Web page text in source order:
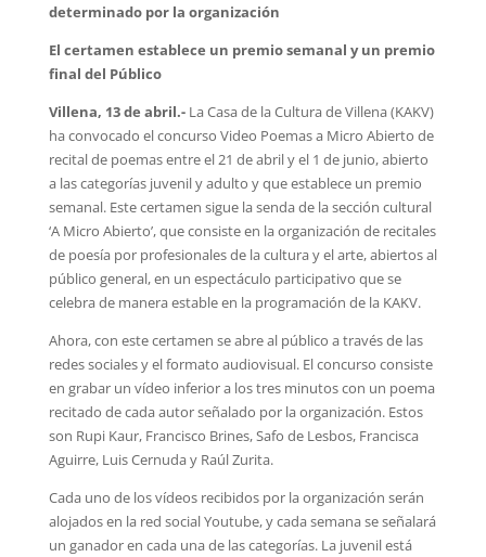
determinado por la organización
El certamen establece un premio semanal y un premio
final del Público
Villena, 13 de abril.-La Casa de la Cultura de Villena (KAKV)
ha convocado el concurso Video Poemas a Micro Abierto de
recital de poemas entre el 21 de abril y el 1 de junio, abierto
a las categorías juvenil y adulto y que establece un premio
semanal. Este certamen sigue la senda de la sección cultural
‘A Micro Abierto’, que consiste en la organización de recitales
de poesía por profesionales de la cultura y el arte, abiertos al
público general, en un espectáculo participativo que se
celebra de manera estable en la programación de la KAKV.
Ahora, con este certamen se abre al público a través de las
redes sociales y el formato audiovisual. El concurso consiste
en grabar un vídeo inferior a los tres minutos con un poema
recitado de cada autor señalado por la organización. Estos
son Rupi Kaur, Francisco Brines, Safo de Lesbos, Francisca
Aguirre, Luis Cernuda y Raúl Zurita.
Cada uno de los vídeos recibidos por la organización serán
alojados en la red social Youtube, y cada semana se señalará
un ganador en cada una de las categorías. La juvenil está